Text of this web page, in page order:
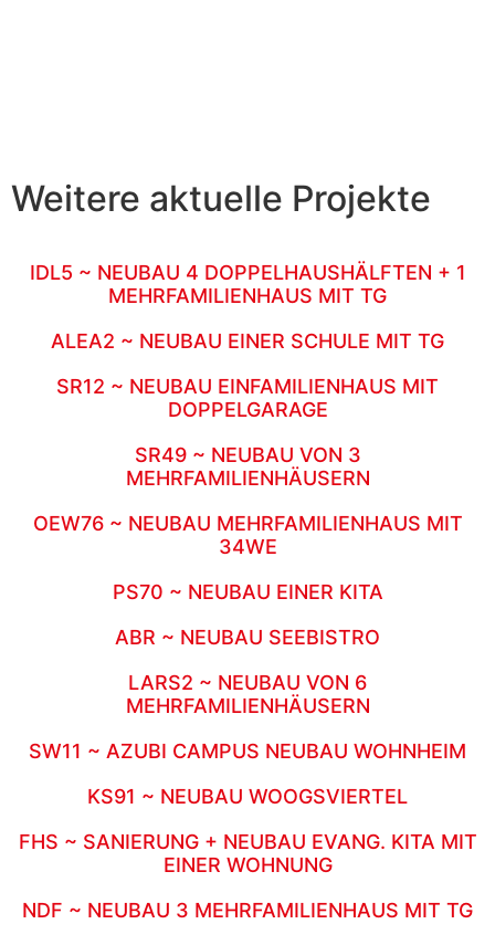
Weitere aktuelle Projekte
IDL5 ~ NEUBAU 4 DOPPELHAUSHÄLFTEN + 1
MEHRFAMILIENHAUS MIT TG
ALEA2 ~ NEUBAU EINER SCHULE MIT TG
SR12 ~ NEUBAU EINFAMILIENHAUS MIT
DOPPELGARAGE
SR49 ~ NEUBAU VON 3
MEHRFAMILIENHÄUSERN
OEW76 ~ NEUBAU MEHRFAMILIENHAUS MIT
34WE
PS70 ~ NEUBAU EINER KITA
ABR ~ NEUBAU SEEBISTRO
LARS2 ~ NEUBAU VON 6
MEHRFAMILIENHÄUSERN
SW11 ~ AZUBI CAMPUS NEUBAU WOHNHEIM
KS91 ~ NEUBAU WOOGSVIERTEL
FHS ~ SANIERUNG + NEUBAU EVANG. KITA MIT
EINER WOHNUNG
NDF ~ NEUBAU 3 MEHRFAMILIENHAUS MIT TG